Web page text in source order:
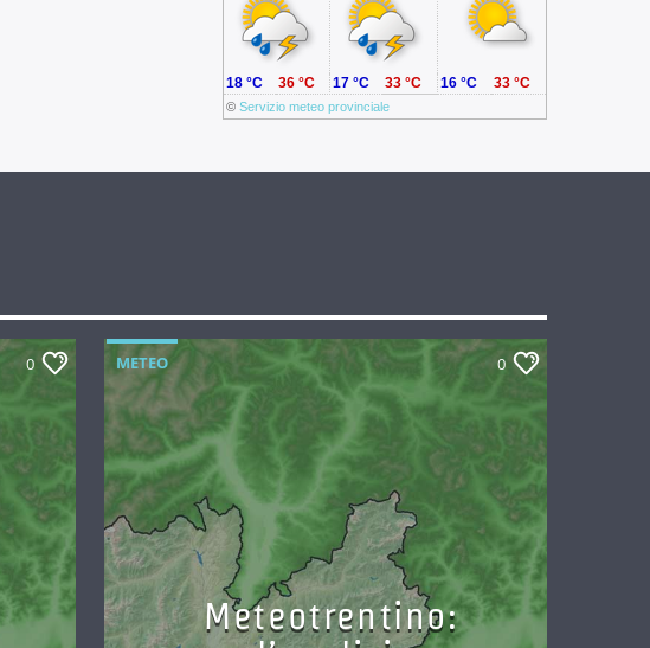
© Servizio meteo provinciale
18 °C 36 °C 17 °C 33 °C 16 °C 33 °C
0 METEO 0
Meteotrentino: